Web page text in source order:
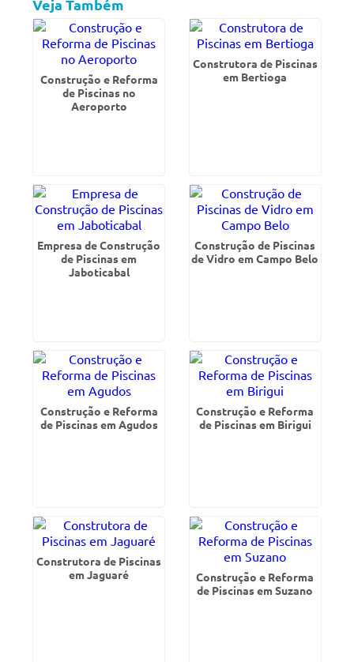
Veja Também
Construção e Reforma
de Piscinas no
Aeroporto
Construtora de Piscinas
em Bertioga
Empresa de Construção
de Piscinas em
Jaboticabal
Construção de Piscinas
de Vidro em Campo Belo
Construção e Reforma
de Piscinas em Agudos
Construção e Reforma
de Piscinas em Birigui
Construtora de Piscinas
em Jaguaré
Construção e Reforma
de Piscinas em Suzano